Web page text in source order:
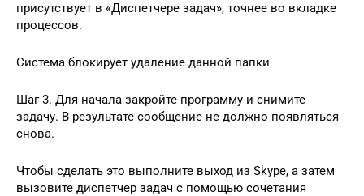
присутствует в «Диспетчере задач», точнее во вкладке
процессов.
Система блокирует удаление данной папки
Шаг 3. Для начала закройте программу и снимите
задачу. В результате сообщение не должно появляться
снова.
Чтобы сделать это выполните выход из Skype, а затем
вызовите диспетчер задач с помощью сочетания